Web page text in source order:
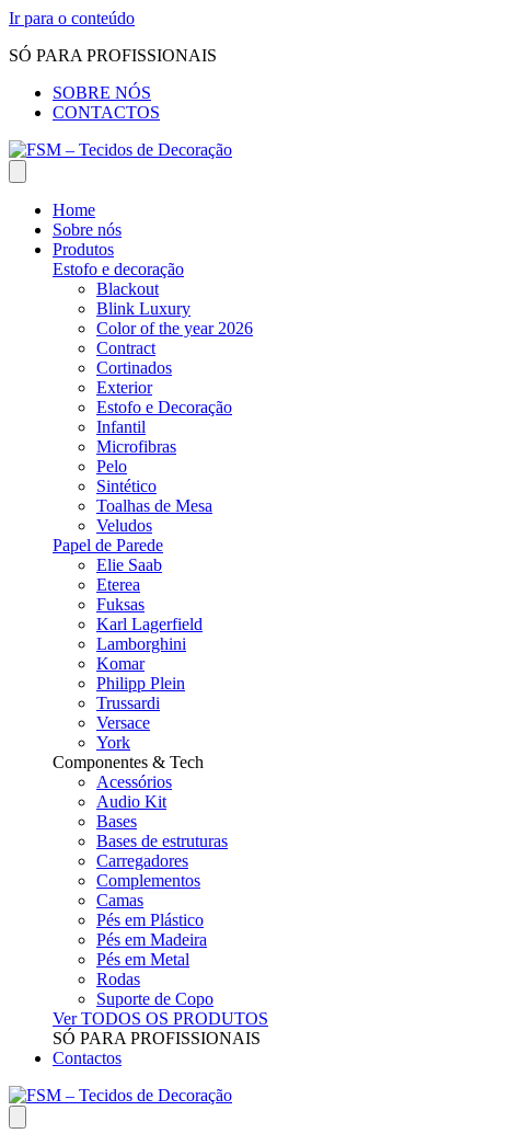
Ir para o conteúdo
SÓ PARA PROFISSIONAIS
SOBRE NÓS
CONTACTOS
Home
Sobre nós
Produtos
Estofo e decoração
Blackout
Blink Luxury
Color of the year 2026
Contract
Cortinados
Exterior
Estofo e Decoração
Infantil
Microfibras
Pelo
Sintético
Toalhas de Mesa
Veludos
Papel de Parede
Elie Saab
Eterea
Fuksas
Karl Lagerfield
Lamborghini
Komar
Philipp Plein
Trussardi
Versace
York
Componentes & Tech
Acessórios
Audio Kit
Bases
Bases de estruturas
Carregadores
Complementos
Camas
Pés em Plástico
Pés em Madeira
Pés em Metal
Rodas
Suporte de Copo
Ver TODOS OS PRODUTOS
SÓ PARA PROFISSIONAIS
Contactos